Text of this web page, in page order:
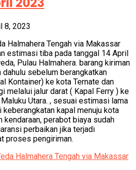
8, 2023
Halmahera Tengah via Makassar
estimasi tiba pada tanggal 14 April
Pulau Halmahera. barang kiriman
sebelum berangkatkan
Kontainer) ke kota Ternate dan
melalui jalur darat ( Kapal Ferry ) ke
Utara. , sesuai estimasi lama
kapal menuju kota
kendaraan, perabot biaya sudah
perbaikan jika terjadi
proses pengiriman.